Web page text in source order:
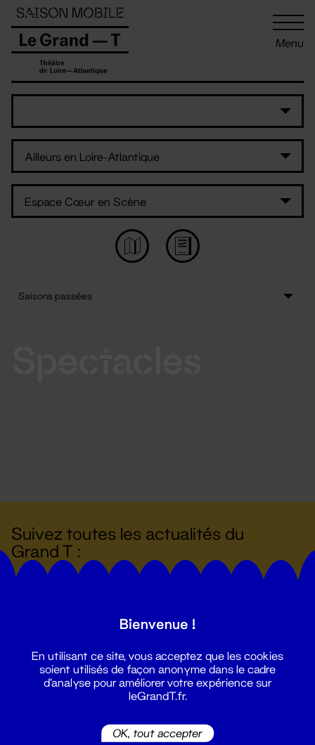
Menu
Suivez toutes les actualités du
Grand T :
Panneau de gestion des cookies
Bienvenue !
En utilisant ce site, vous acceptez que les cookies
soient utilisés de façon anonyme dans le cadre
d'analyse pour améliorer votre expérience sur
leGrandT.fr.
OK, tout accepter